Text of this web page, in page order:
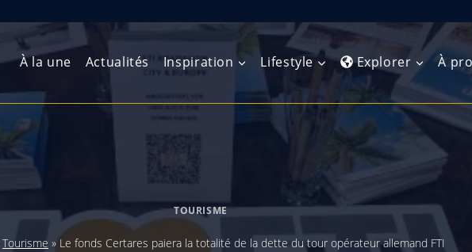
À la une Actualités Inspiration Lifestyle Explorer
Europe de l’Ouest
Europe centrale
Afrique du Nord
Afrique de l’Ouest
Afrique de l’Est
À
TOURISME
Tourisme »Le fonds Certares paiera la totalité de la dette du tour opérateur allemand FTI